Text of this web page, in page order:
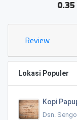
Review
Lokasi Populer
Kopi
Dsn.